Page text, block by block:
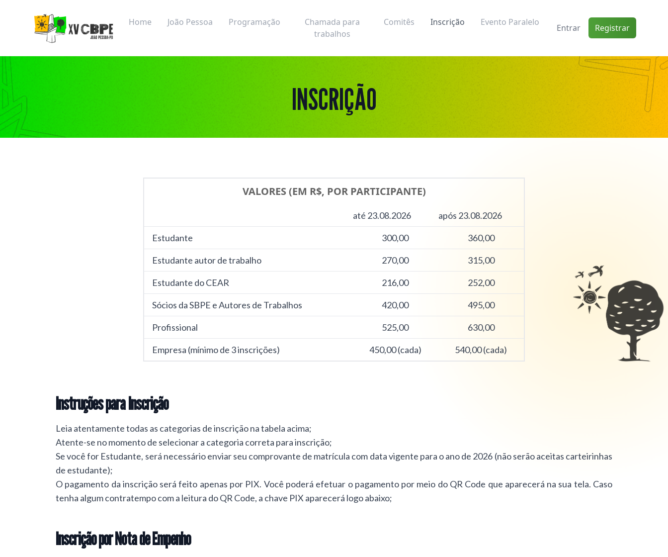
XV CBPE Home João Pessoa Programação
Chamada para
trabalhos
Comitês Inscrição Evento Paralelo
Entrar Registrar
INSCRIÇÃO
VALORES (EM R$, POR PARTICIPANTE)
até 23.08.2026 após 23.08.2026
Estudante 300,00 360,00
Estudante autor de trabalho 270,00 315,00
Estudante do CEAR 216,00 252,00
Sócios da SBPE e Autores de Trabalhos 420,00 495,00
Profissional 525,00 630,00
Empresa (mínimo de 3 inscrições) 450,00 (cada) 540,00 (cada)
Instruções para Inscrição
Leia atentamente todas as categorias de inscrição na tabela acima;
Atente-se no momento de selecionar a categoria correta para inscrição;
Se você for Estudante, será necessário enviar seu comprovante de matrícula com data vigente para o ano de 2026 (não serão aceitas carteirinhas
de estudante);
O pagamento da inscrição será feito apenas por PIX. Você poderá efetuar o pagamento por meio do QR Code que aparecerá na sua tela. Caso
tenha algum contratempo com a leitura do QR Code, a chave PIX aparecerá logo abaixo;
Inscrição por Nota de Empenho